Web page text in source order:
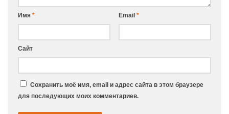
Имя * Email *
Сайт
Сохранить моё имя, email и адрес сайта в этом браузере
для последующих моих комментариев.